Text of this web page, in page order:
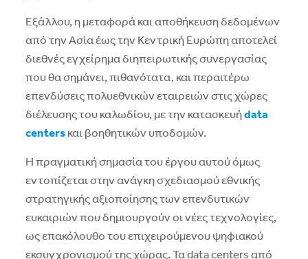
Εξάλλου, η μεταφορά και αποθήκευση δεδομένων
από την Ασία έως την Κεντρική Ευρώπη αποτελεί
διεθνές εγχείρημα διηπειρωτικής συνεργασίας
που θα σημάνει, πιθανότατα, και περαιτέρω
επενδύσεις πολυεθνικών εταιρειών στις χώρες
διέλευσης του καλωδίου, με την κατασκευήdata
centersκαι βοηθητικών υποδομών.
Η πραγματική σημασία του έργου αυτού όμως
εντοπίζεται στην ανάγκη σχεδιασμού εθνικής
στρατηγικής αξιοποίησης των επενδυτικών
ευκαιριών που δημιουργούν οι νέες τεχνολογίες,
ως επακόλουθο του επιχειρούμενου ψηφιακού
εκσυγχρονισμού της χώρας. Τα data centers από